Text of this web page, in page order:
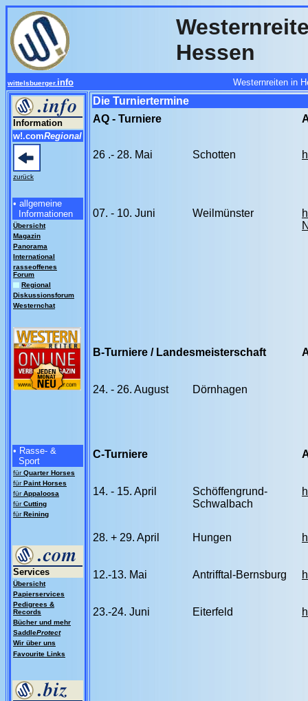
Hessen
wittelsbuerger. info Westernreiten in
Information
w!.comRegional
zurück
• allgemeine
Informationen
Übersicht
Magazin
Panorama
International
rasseoffenes
Forum
Regional
Diskussionsforum
Westernchat
• Rasse- &
Sport
fürQuarter Horses
fürPaint Horses
fürAppaloosa
fürCutting
fürReining
Services
Übersicht
Papierservices
Pedigrees &
Records
Bücher und mehr
SaddleProtect
Wir über uns
Favourite Links
Die Turniertermine
AQ - Turniere
26 .- 28. Mai Schotten
07. - 10. Juni Weilmünster
B-Turniere / Landesmeisterschaft
24. - 26. August Dörnhagen
C-Turniere
14. - 15. April
Schöffengrund-
Schwalbach
28. + 29. April Hungen
12.-13. Mai Antrifftal-Bernsburg
23.-24. Juni Eiterfeld